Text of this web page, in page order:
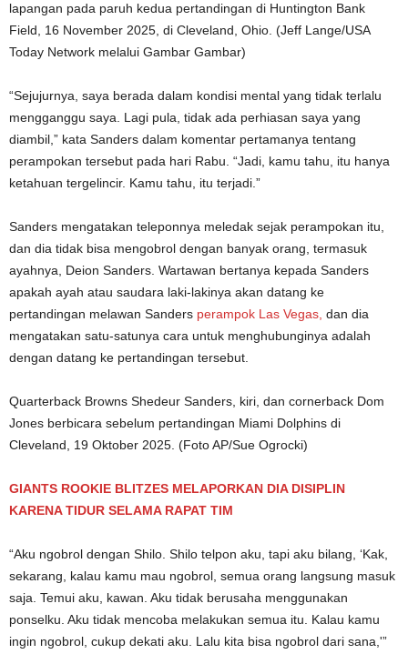
lapangan pada paruh kedua pertandingan di Huntington Bank
Field, 16 November 2025, di Cleveland, Ohio. (Jeff Lange/USA
Today Network melalui Gambar Gambar)
“Sejujurnya, saya berada dalam kondisi mental yang tidak terlalu
mengganggu saya. Lagi pula, tidak ada perhiasan saya yang
diambil,” kata Sanders dalam komentar pertamanya tentang
perampokan tersebut pada hari Rabu. “Jadi, kamu tahu, itu hanya
ketahuan tergelincir. Kamu tahu, itu terjadi.”
Sanders mengatakan teleponnya meledak sejak perampokan itu,
dan dia tidak bisa mengobrol dengan banyak orang, termasuk
ayahnya, Deion Sanders. Wartawan bertanya kepada Sanders
apakah ayah atau saudara laki-lakinya akan datang ke
pertandingan melawan Sanders perampok Las Vegas, dan dia
mengatakan satu-satunya cara untuk menghubunginya adalah
dengan datang ke pertandingan tersebut.
Quarterback Browns Shedeur Sanders, kiri, dan cornerback Dom
Jones berbicara sebelum pertandingan Miami Dolphins di
Cleveland, 19 Oktober 2025. (Foto AP/Sue Ogrocki)
GIANTS ROOKIE BLITZES MELAPORKAN DIA DISIPLIN
KARENA TIDUR SELAMA RAPAT TIM
“Aku ngobrol dengan Shilo. Shilo telpon aku, tapi aku bilang, ‘Kak,
sekarang, kalau kamu mau ngobrol, semua orang langsung masuk
saja. Temui aku, kawan. Aku tidak berusaha menggunakan
ponselku. Aku tidak mencoba melakukan semua itu. Kalau kamu
ingin ngobrol, cukup dekati aku. Lalu kita bisa ngobrol dari sana,'”